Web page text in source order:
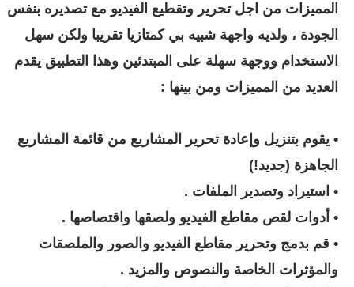
المميزات من اجل تحرير وتقطيع الفيديو مع تصديره بنفس
الجودة ، ولديه واجهة شبيه بي كمتازيا تقريبا ولكن سهل
الاستخدام ووجهة سهلة على المبتدئين وهذا التطبيق يقدم
العديد من المميزات ومن بينها :
• يقوم بتنزيل وإعادة تحرير المشاريع من قائمة المشاريع
الجاهزة (جديد!)
• استيراد وتصدير الملفات .
• أدوات لقص مقاطع الفيديو ولصقها واقتصاصها .
• قم بدمج وتحرير مقاطع الفيديو والصور والملصقات
والمؤثرات الخاصة والنصوص والمزيد .